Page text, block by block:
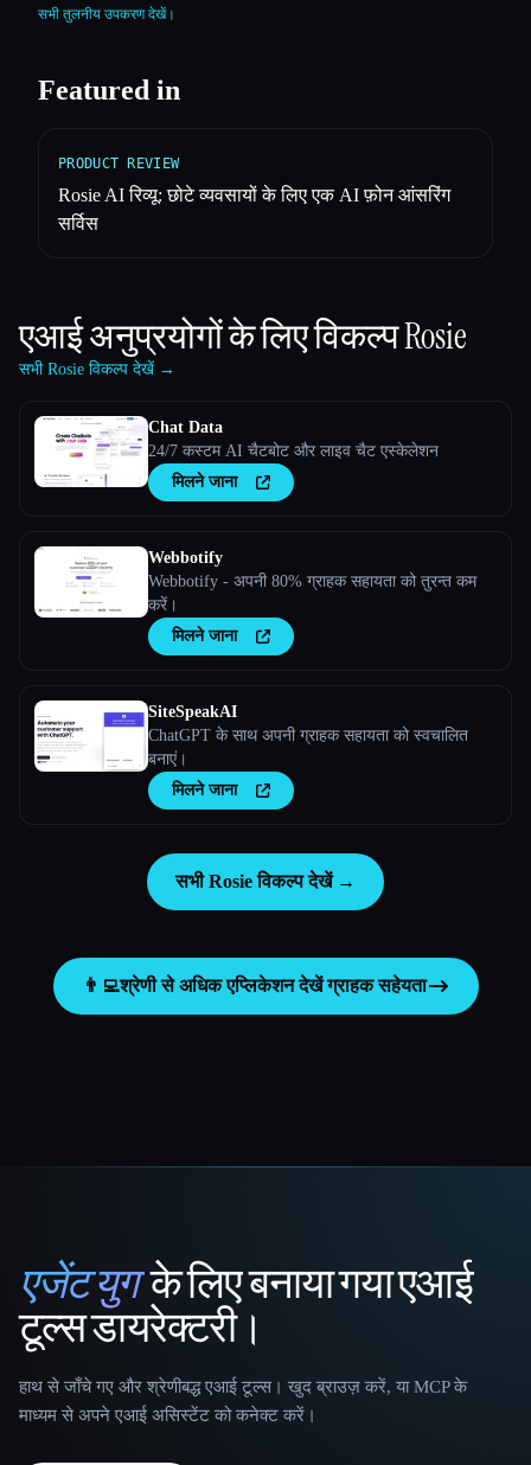
सभी तुलनीय उपकरण देखें।
Featured in
PRODUCT REVIEW
Rosie AI रिव्यू: छोटे व्यवसायों के लिए एक AI फ़ोन आंसरिंग
सर्विस
एआई अनुप्रयोगों के लिए विकल्पRosie
सभी Rosie विकल्प देखें →
Chat Data
24/7 कस्टम AI चैटबोट और लाइव चैट एस्केलेशन
मिलने जाना
Webbotify
Webbotify - अपनी 80% ग्राहक सहायता को तुरन्त कम
करें।
मिलने जाना
SiteSpeakAI
ChatGPT के साथ अपनी ग्राहक सहायता को स्वचालित
बनाएं।
मिलने जाना
सभी Rosie विकल्प देखें →
👨‍💻श्रेणी से अधिक एप्लिकेशन देखेंग्राहक सहेयता
That AI Collection
एजेंट युगके लिए बनाया गया एआई
टूल्स डायरेक्टरी।
हाथ से जाँचे गए और श्रेणीबद्ध एआई टूल्स। खुद ब्राउज़ करें, या MCP के
माध्यम से अपने एआई असिस्टेंट को कनेक्ट करें।